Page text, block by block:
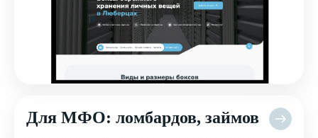
Для МФО: ломбардов, займов